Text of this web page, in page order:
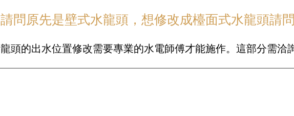
請問原先是壁式水龍頭，想修改成檯面式水龍頭請
龍頭的出水位置修改需要專業的水電師傅才能施作。這部分需洽